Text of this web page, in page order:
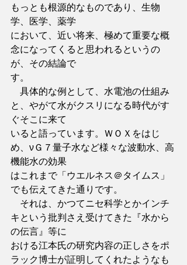
もっとも根源的なものであり、生物
学、医学、薬学
において、近い将来、極めて重要な概
念になってくると思われるというの
が、その結論で
す。
具体的な例として、水電池の仕組み
と、やがて水がクスリになる時代がす
ぐそこに来て
いると語っています。ＷＯＸをはじ
め、νＧ７量子水など様々な波動水、高
機能水の効果
はこれまで「ウエルネス＠タイムス」
でも伝えてきた通りです。
それは、かつてニセ科学とかインチ
キという批判さえ受けてきた『水から
の伝言』等に
おける江本氏の研究内容の正しさをポ
ラック博士が証明してくれたようなも